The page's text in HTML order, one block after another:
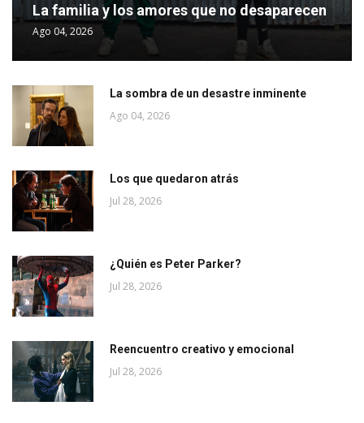
La familia y los amores que no desaparecen
Ago 04, 2026
La sombra de un desastre inminente
Ago 04, 2026
Los que quedaron atrás
Jul 28, 2026
¿Quién es Peter Parker?
Jul 28, 2026
Reencuentro creativo y emocional
Jul 28, 2026